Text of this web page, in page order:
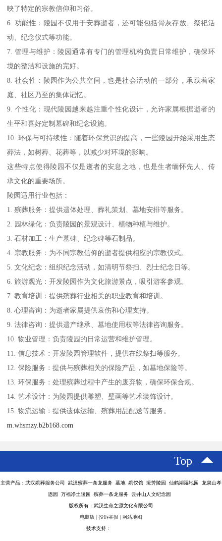
映了特定的宗教信仰和习俗。
6. 功能性：陵园不仅用于安葬逝者，还可能包括骨灰存放、祭祀活
动、纪念仪式等功能。
7. 管理与维护：陵园通常有专门的管理机构负责日常维护，确保环
境的整洁和设施的完好。
8. 社会性：陵园作为公共空间，也是社会活动的一部分，承载着家
庭、社区乃至的集体记忆。
9. 个性化：现代陵园越来越注重个性化设计，允许家属根据逝者的
生平和喜好定制墓碑和纪念设施。
10. 环保与可持续性：随着环保意识的提高，一些陵园开始采用生态
葬法，如树葬、花葬等，以减少对环境的影响。
这些特点使得陵园不仅是逝者的安息之地，也是生者缅怀先人、传
承文化的重要场所。
陵园适用行业包括：
1. 殡葬服务：提供遗体处理、葬礼策划、墓地安排等服务。
2. 园林绿化：负责陵园的景观设计、植物种植与维护。
3. 石材加工：生产墓碑、纪念碑等石制品。
4. 宗教服务：为不同宗教信仰的逝者提供相应的宗教仪式。
5. 文化纪念：组织纪念活动，如清明节祭扫、烈士纪念日等。
6. 旅游观光：开发陵园作为文化旅游景点，吸引游客参观。
7. 教育培训：提供殡葬行业相关的职业教育和培训。
8. 心理咨询：为逝者家属提供哀伤和心理支持。
9. 法律咨询：提供遗产继承、墓地使用权等法律咨询服务。
10. 物业管理：负责陵园的日常运营和维护管理。
11. 信息技术：开发陵园管理软件，提供在线祭扫等服务。
12. 保险服务：提供与殡葬相关的保险产品，如墓地保险等。
13. 环保服务：处理殡葬过程中产生的废弃物，确保环保合规。
14. 艺术设计：为陵园提供雕塑、壁画等艺术装饰设计。
15. 物流运输：提供遗体运输、殡葬用品配送等服务。
m.whsmzy.b2b168.com
Top
主营产品：武汉殡葬服务公司 武汉殡葬一条龙服务 墓地 殡仪馆 流芳陵园 仙鹤湖湿地园 龙泉山孝
恩园 万福净土陵园 殡葬一条龙服务 云井山人文纪念园
版权所有：武汉生命之源文化有限公司
电脑版 | 投诉举报 | 网站地图
技术支持：